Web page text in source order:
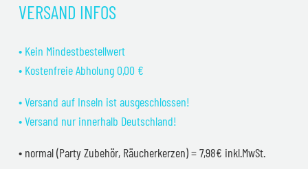
VERSAND INFOS
• Kein Mindestbestellwert
• Kostenfreie Abholung 0,00 €
• Versand auf Inseln ist ausgeschlossen!
• Versand nur innerhalb Deutschland!
• normal (Party Zubehör, Räucherkerzen) = 7,98€ inkl.MwSt.